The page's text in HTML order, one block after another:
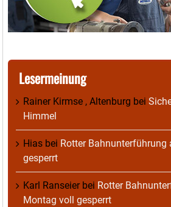
Lesermeinung
Rainer Kirmse , Altenburg bei
Himmel
Hias bei Rotter Bahnunterführung
gesperrt
Karl Ranseierbei Rotter
Montag voll gesperrt